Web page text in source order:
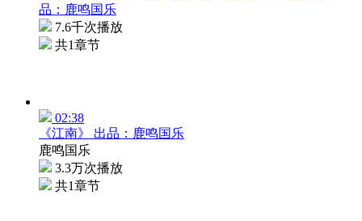
品：鹿鸣国乐
7.6千次播放
共1章节
02:38
《江南》 出品：鹿鸣国乐
鹿鸣国乐
3.3万次播放
共1章节